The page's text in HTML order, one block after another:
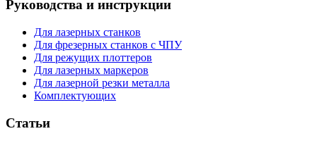
Руководства и инструкции
Для лазерных станков
Для фрезерных станков с ЧПУ
Для режущих плоттеров
Для лазерных маркеров
Для лазерной резки металла
Комплектующих
Статьи